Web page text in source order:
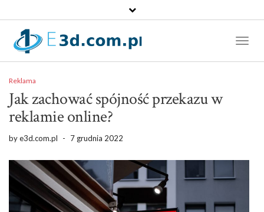
Reklama
Jak zachować spójność przekazu w
reklamie online?
bye3d.com.pl - 7 grudnia 2022